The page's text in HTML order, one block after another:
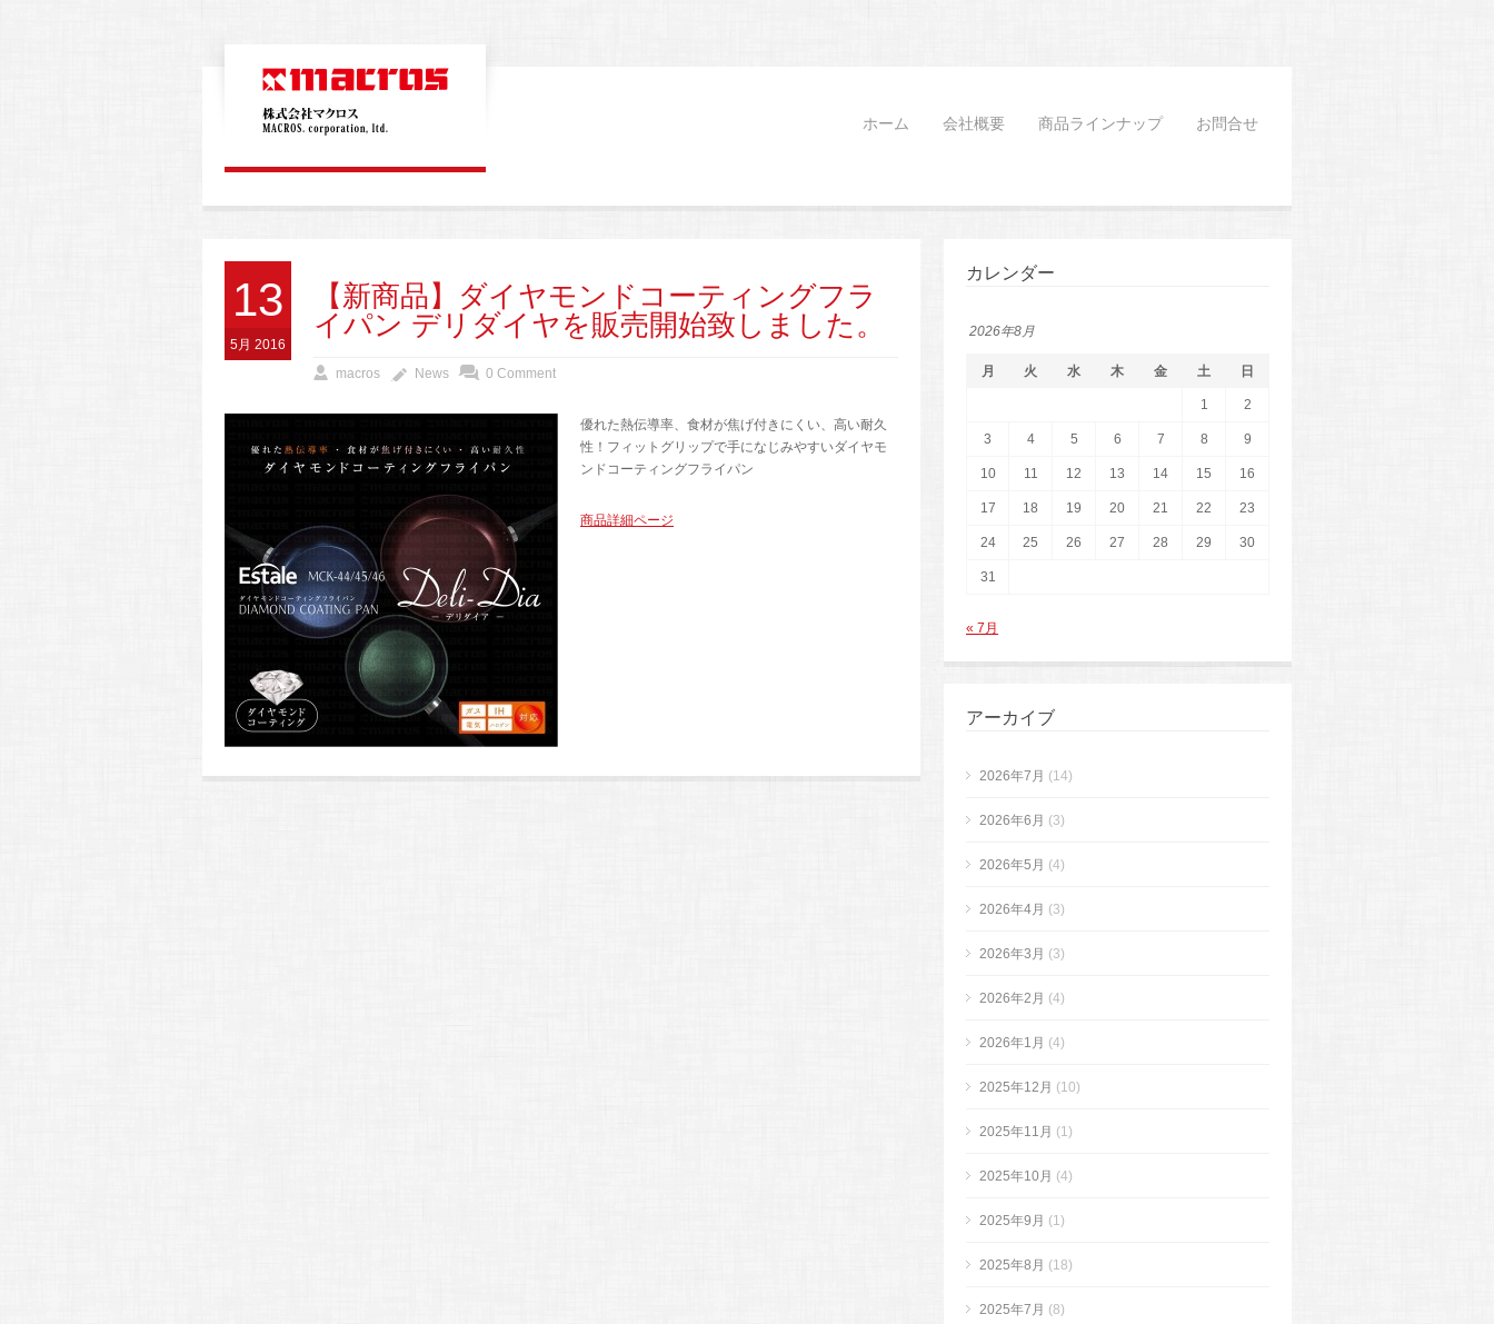
ホーム 会社概要 商品ラインナップ お問合せ
13
5月 2016
【新商品】ダイヤモンドコーティングフラ
イパン デリダイヤを販売開始致しました。
macros News 0 Comment
優れた熱伝導率、食材が焦げ付きにくい、高い耐久
性！フィットグリップで手になじみやすいダイヤモ
ンドコーティングフライパン
商品詳細ページ
カレンダー
2026年8月
月 火 水 木 金 土 日
1 2
3 4 5 6 7 8 9
10 11 12 13 14 15 16
17 18 19 20 21 22 23
24 25 26 27 28 29 30
31
« 7月
アーカイブ
2026年7月 (14)
2026年6月 (3)
2026年5月 (4)
2026年4月 (3)
2026年3月 (3)
2026年2月 (4)
2026年1月 (4)
2025年12月 (10)
2025年11月 (1)
2025年10月 (4)
2025年9月 (1)
2025年8月 (18)
2025年7月 (8)